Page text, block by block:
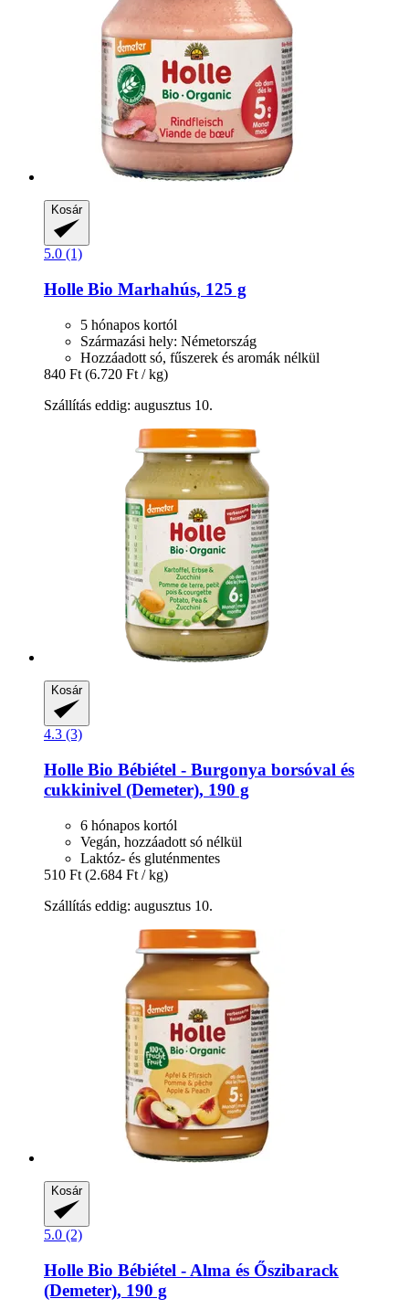
Kosár
5.0 (1)
Holle Bio Marhahús, 125 g
5 hónapos kortól
Származási hely: Németország
Hozzáadott só, fűszerek és aromák nélkül
840 Ft (6.720 Ft / kg)
Szállítás eddig: augusztus 10.
Kosár
4.3 (3)
Holle Bio Bébiétel -​ Burgonya borsóval és
cukkinivel (Demeter), 190 g
6 hónapos kortól
Vegán, hozzáadott só nélkül
Laktóz- és gluténmentes
510 Ft (2.684 Ft / kg)
Szállítás eddig: augusztus 10.
Kosár
5.0 (2)
Holle Bio Bébiétel -​ Alma és Őszibarack
(Demeter), 190 g